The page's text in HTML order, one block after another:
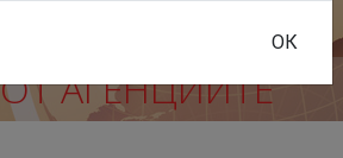
АГЕНЦИИТЕ
ОК